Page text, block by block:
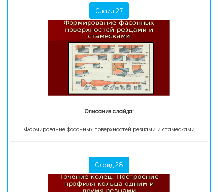
Слайд 27
Описание слайда:
Формирование фасонных поверхностей резцами и стамесками
Слайд 28